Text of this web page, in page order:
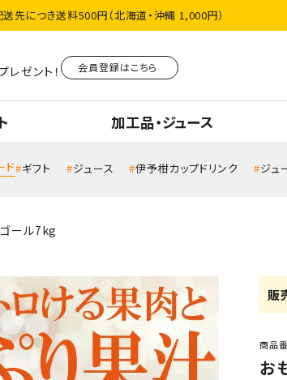
先につき送料500円（北海道・沖縄 1,000円）
レゼント！ 会員登録はこちら
加工品・ジュース
ド ギフト ジュース 伊予柑カップドリンク ジュ
ール7kg
販
商品
お